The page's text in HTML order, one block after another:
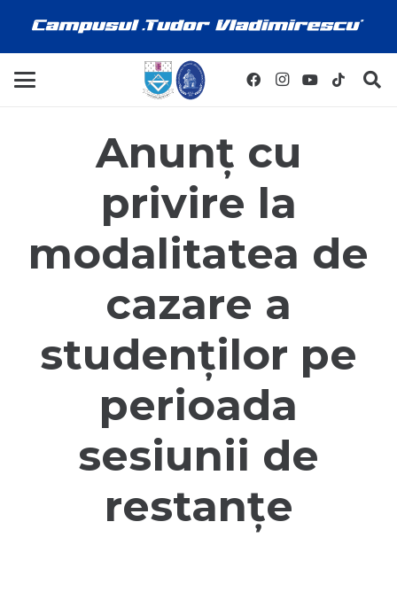
Anunț cu
privire la
modalitatea de
cazare a
studenților pe
perioada
sesiunii de
restanțe